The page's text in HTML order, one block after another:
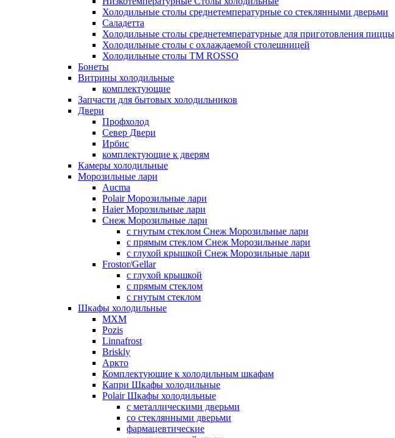
Холодильные столы среднетемпературные со стеклянными дверьми
Саладетта
Холодильные столы среднетемпературные для приготовления пиццы
Холодильные столы с охлаждаемой столешницей
Холодильные столы ТМ ROSSO
Бонеты
Витрины холодильные
комплектующие
Запчасти для бытовых холодильников
Двери
Профхолод
Север Двери
Ирбис
комплектующие к дверям
Камеры холодильные
Морозильные лари
Aucma
Polair Морозильные лари
Haier Морозильные лари
Снеж Морозильные лари
с гнутым стеклом Снеж Морозильные лари
с прямым стеклом Снеж Морозильные лари
с глухой крышкой Снеж Морозильные лари
Frostor/Gellar
с глухой крышкой
с прямым стеклом
с гнутым стеклом
Шкафы холодильные
МХМ
Pozis
Linnafrost
Briskly
Аркто
Комплектующие к холодильным шкафам
Капри Шкафы холодильные
Polair Шкафы холодильные
с металлическими дверьми
со стеклянными дверьми
фармацевтические